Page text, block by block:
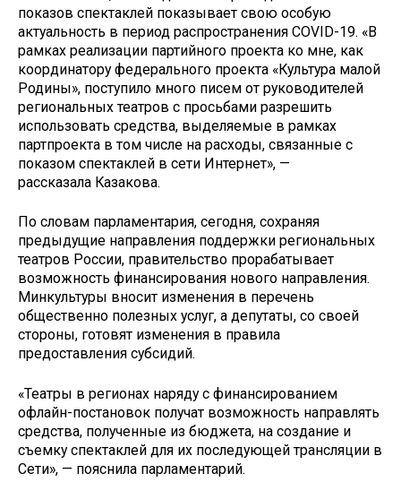
показов спектаклей показывает свою особую
актуальность в период распространения COVID-19. «В
рамках реализации партийного проекта ко мне, как
координатору федерального проекта «Культура малой
Родины», поступило много писем от руководителей
региональных театров с просьбами разрешить
использовать средства, выделяемые в рамках
партпроекта в том числе на расходы, связанные с
показом спектаклей в сети Интернет», —
рассказала Казакова.
По словам парламентария, сегодня, сохраняя
предыдущие направления поддержки региональных
театров России, правительство прорабатывает
возможность финансирования нового направления.
Минкультуры вносит изменения в перечень
общественно полезных услуг, а депутаты, со своей
стороны, готовят изменения в правила
предоставления субсидий.
«Театры в регионах наряду с финансированием
офлайн-постановок получат возможность направлять
средства, полученные из бюджета, на создание и
съемку спектаклей для их последующей трансляции в
Сети», — пояснила парламентарий.